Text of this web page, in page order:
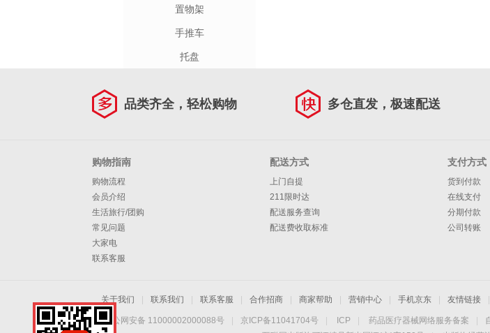
置物架
手推车
托盘
品类齐全，轻松购物 多仓直发，极速配送
购物指南
购物流程
会员介绍
生活旅行/团购
常见问题
大家电
联系客服
配送方式
上门自提
211限时达
配送服务查询
配送费收取标准
支付方式
货到付款
在线支付
分期付款
公司转账
关于我们 联系我们 联系客服 合作招商 商家帮助 营销中心 手机京东 友情链接
京公网安备 11000002000088号 京ICP备11041704号 ICP 药品医疗器械网络服务备案